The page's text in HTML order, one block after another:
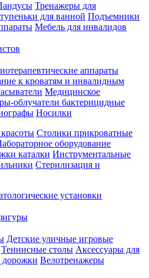
Тренажеры для
для ванной Подъемники
Мебель для инвалидов
аппараты
к кроватям и инвалидным
Медицинское
облучатели бактерицидные
Носилки
Столики прикроватные
оборудование
каталки Инструментальные
Стерилизация и
установки
Детские уличные игровые
Теннисные столы Аксессуары для
дорожки Велотренажеры